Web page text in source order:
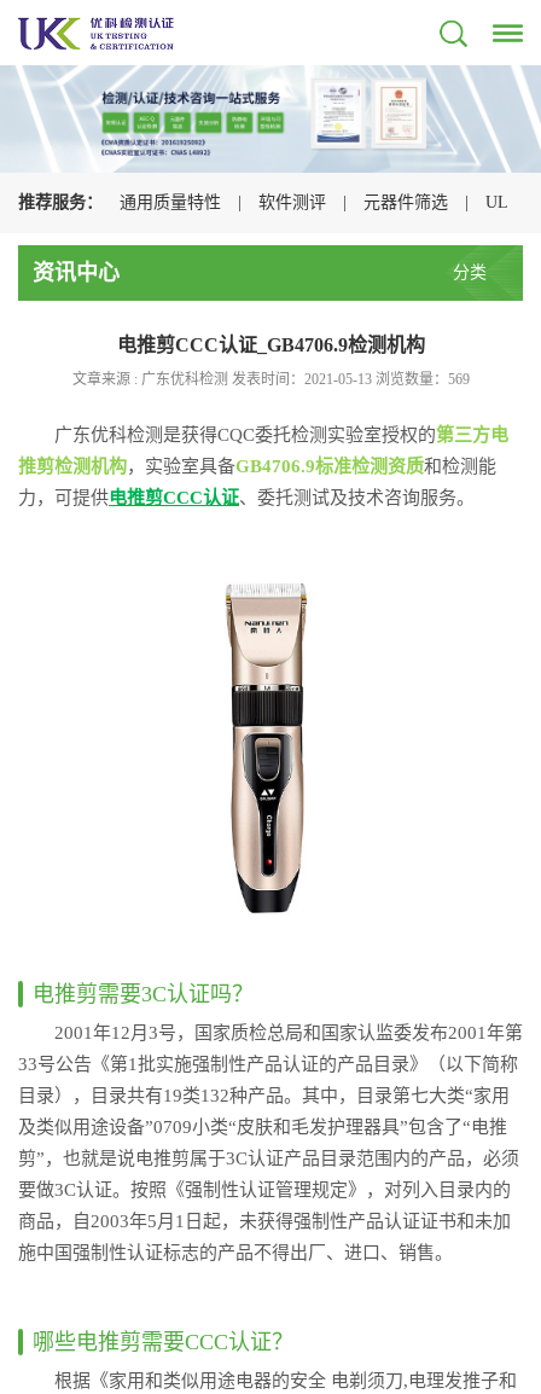
推荐服务： 通用质量特性 | 软件测评 | 元器件筛选 | UL
认证 | CSA认证
资讯中心 分类
电推剪CCC认证_GB4706.9检测机构
文章来源 : 广东优科检测 发表时间：2021-05-13 浏览数量： 569
广东优科检测是获得CQC委托检测实验室授权的第三方电
推剪检测机构，实验室具备GB4706.9标准检测资质和检测能
力，可提供电推剪CCC认证、委托测试及技术咨询服务。
电推剪需要3C认证吗？
2001年12月3号，国家质检总局和国家认监委发布2001年第
33号公告《第1批实施强制性产品认证的产品目录》（以下简称
目录），目录共有19类132种产品。其中，目录第七大类“家用
及类似用途设备”0709小类“皮肤和毛发护理器具”包含了“电推
剪”，也就是说电推剪属于3C认证产品目录范围内的产品，必须
要做3C认证。按照《强制性认证管理规定》，对列入目录内的
商品，自2003年5月1日起，未获得强制性产品认证证书和未加
施中国强制性认证标志的产品不得出厂、进口、销售。
哪些电推剪需要CCC认证？
根据《家用和类似用途电器的安全 电剃须刀,电理发推子和